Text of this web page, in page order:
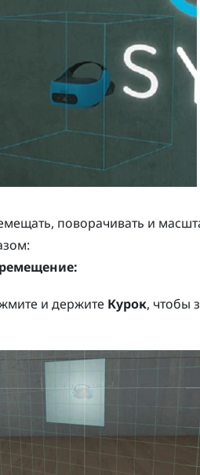
поворачивать и
и держите Курок, чтобы